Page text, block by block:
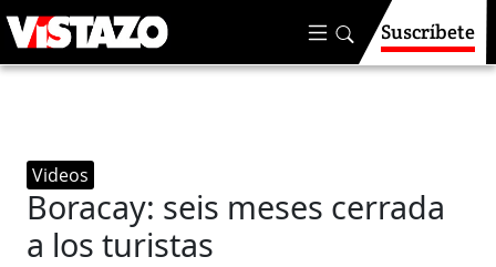
Suscríbete
Videos
Boracay: seis meses cerrada
a los turistas